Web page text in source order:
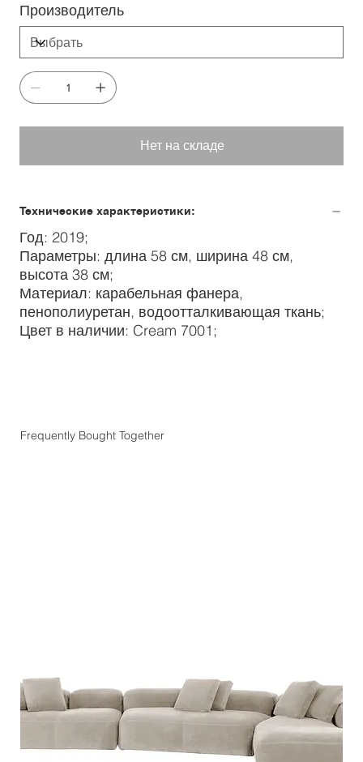
Производитель
Нет на складе
Технические характеристики:
Год: 2019;
Параметры: длина 58 см, ширина 48 см,
высота 38 см;
Материал: карабельная фанера,
пенополиуретан, водоотталкивающая ткань;
Цвет в наличии: Cream 7001;
Frequently Bought Together